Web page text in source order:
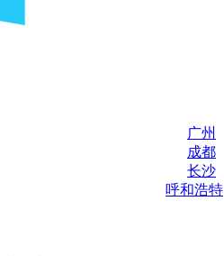
广州
成都
长沙
呼和浩特